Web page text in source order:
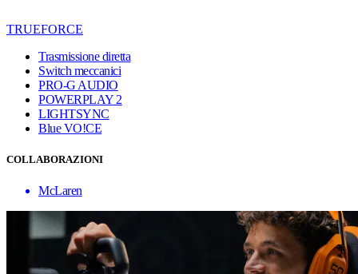
TRUEFORCE
Trasmissione diretta
Switch meccanici
PRO-G AUDIO
POWERPLAY 2
LIGHTSYNC
Blue VO!CE
COLLABORAZIONI
McLaren